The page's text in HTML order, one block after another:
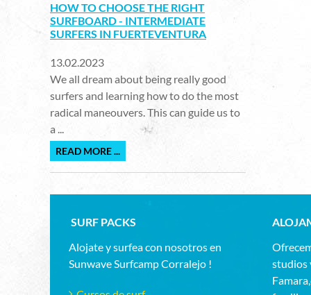
HOW TO CHOOSE THE RIGHT
SURFBOARD - INTERMEDIATE
SURFERS IN FUERTEVENTURA
13.02.2023
We all dream about being really good
surfers and learning how to do the most
radical maneouvers. This can guide us to
a ...
READ MORE ...
SURF PACKS
Alojate y surfea con nosotros en
Sunwave Surfcamp Corralejo !
studios